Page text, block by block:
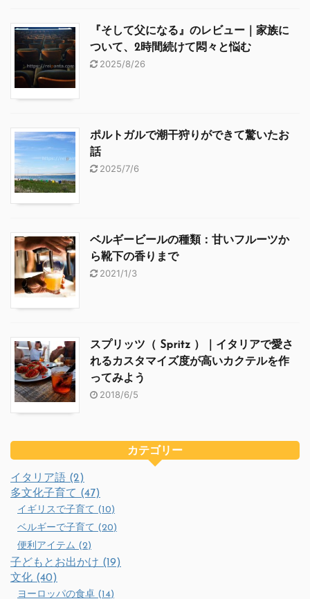
『そして父になる』のレビュー｜家族に
ついて、2時間続けて悶々と悩む
2025/8/26
ポルトガルで潮干狩りができて驚いたお
話
2025/7/6
ベルギービールの種類：甘いフルーツか
ら靴下の香りまで
2021/1/3
スプリッツ（ Spritz ）｜イタリアで愛さ
れるカスタマイズ度が高いカクテルを作
ってみよう
2018/6/5
カテゴリー
イタリア語 (2)
多文化子育て (47)
イギリスで子育て (10)
ベルギーで子育て (20)
便利アイテム (2)
子どもとお出かけ (19)
文化 (40)
ヨーロッパの食卓 (14)